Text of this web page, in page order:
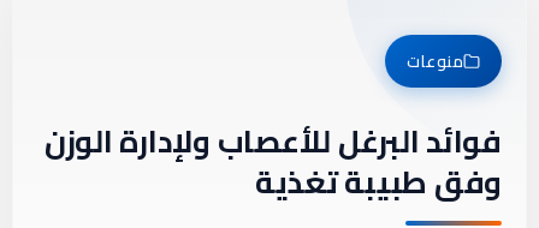
منوعات
فوائد البرغل للأعصاب ولإدارة الوزن
وفق طبيبة تغذية